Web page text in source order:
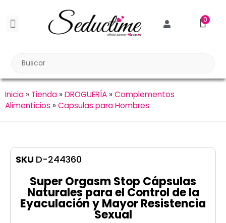
0
Inicio » Tienda »DROGUERÍA »Complementos
Alimenticios »Capsulas para Hombres
SKU D-244360
Super Orgasm Stop Cápsulas
Naturales para el Control de la
Eyaculación y Mayor Resistencia
Sexual